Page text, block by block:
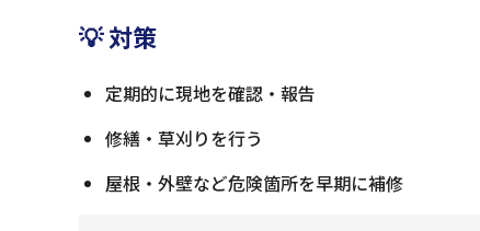
💡 対策
定期的に現地を確認・報告
修繕・草刈りを行う
屋根・外壁など危険箇所を早期に補修